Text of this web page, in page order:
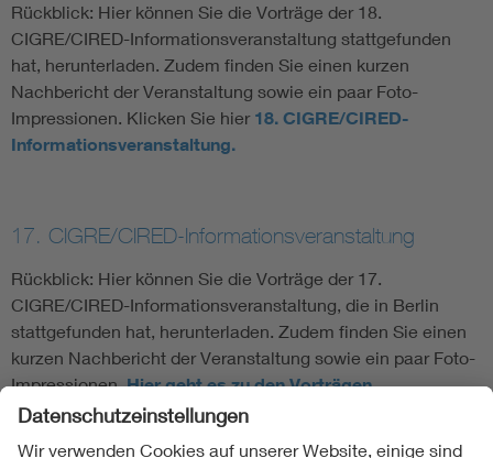
Rückblick: Hier können Sie die Vorträge der 18.
CIGRE/CIRED-Informationsveranstaltung stattgefunden
hat, herunterladen. Zudem finden Sie einen kurzen
Nachbericht der Veranstaltung sowie ein paar Foto-
Impressionen. Klicken Sie hier 18. CIGRE/CIRED-
Informationsveranstaltung.
17. CIGRE/CIRED-Informationsveranstaltung
Rückblick: Hier können Sie die Vorträge der 17.
CIGRE/CIRED-Informationsveranstaltung, die in Berlin
stattgefunden hat, herunterladen. Zudem finden Sie einen
kurzen Nachbericht der Veranstaltung sowie ein paar Foto-
Impressionen.Hier geht es zu den Vorträgen.